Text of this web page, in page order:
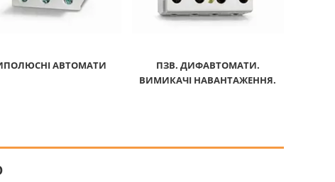
АВТОМАТИ
ПЗВ. ДИФАВТОМАТИ.
ВИМИКАЧІ НАВАНТАЖЕННЯ.